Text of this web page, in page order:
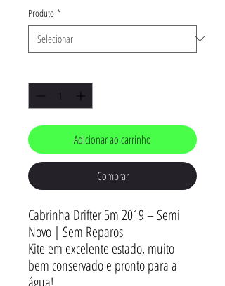
Produto *
Adicionar ao carrinho
Comprar
Cabrinha Drifter 5m 2019 – Semi
Novo | Sem Reparos
Kite em excelente estado, muito
bem conservado e pronto para a
água!